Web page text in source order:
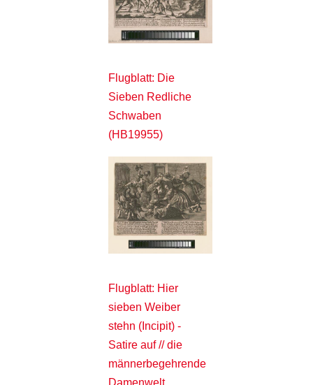
Flugblatt: Die
Sieben Redliche
Schwaben
(HB19955)
Flugblatt: Hier
sieben Weiber
stehn (Incipit) -
Satire auf // die
männerbegehrende
Damenwelt